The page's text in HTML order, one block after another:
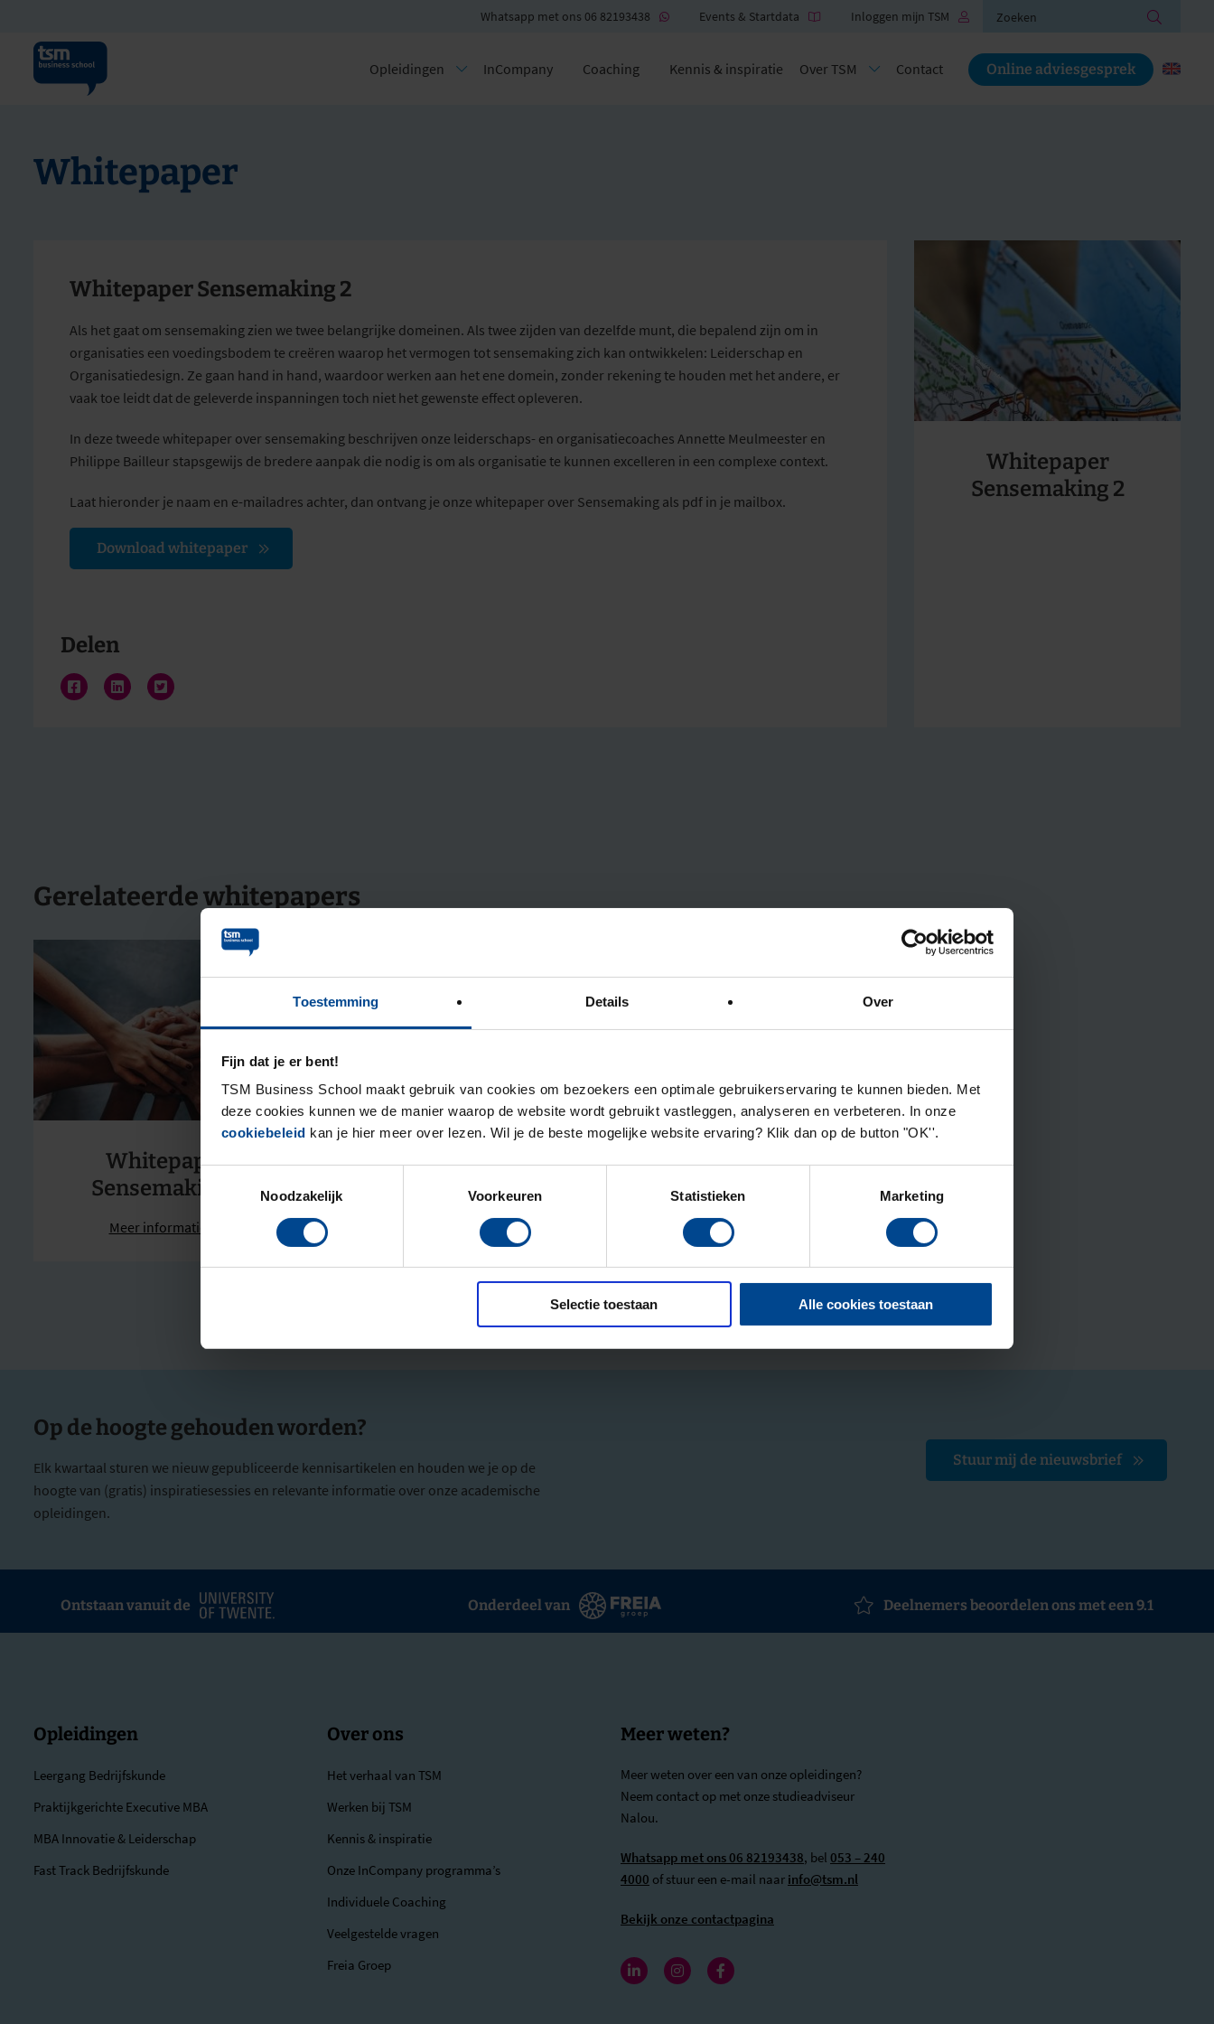
Toestemming Details Over
Fijn dat je er bent!
TSM Business School maakt gebruik van cookies om bezoekers een optimale gebruikerservaring te kunnen bieden. Met
deze cookies kunnen we de manier waarop de website wordt gebruikt vastleggen, analyseren en verbeteren. In onze
cookiebeleid kan je hier meer over lezen. Wil je de beste mogelijke website ervaring? Klik dan op de button "OK''.
Noodzakelijk
Voorkeuren Statistieken Marketing
Selectie toestaan Alle cookies toestaan
Whatsapp met ons 06 82193438 Events & Startdata Inloggen mijn TSM
Opleidingen InCompany Coaching Kennis & inspiratie Over TSM Contact Online adviesgesprek
Whitepaper
Whitepaper Sensemaking 2
Als het gaat om sensemaking zien we twee belangrijke domeinen. Als twee zijden van dezelfde munt, die bepalend zijn om in
organisaties een voedingsbodem te creëren waarop het vermogen tot sensemaking zich kan ontwikkelen: Leiderschap en
Organisatiedesign. Ze gaan hand in hand, waardoor werken aan het ene domein, zonder rekening te houden met het andere, er
vaak toe leidt dat de geleverde inspanningen toch niet het gewenste effect opleveren.
In deze tweede whitepaper over sensemaking beschrijven onze leiderschaps- en organisatiecoaches Annette Meulmeester en
Philippe Bailleur stapsgewijs de bredere aanpak die nodig is om als organisatie te kunnen excelleren in een complexe context.
Laat hieronder je naam en e-mailadres achter, dan ontvang je onze whitepaper over Sensemaking als pdf in je mailbox.
Download whitepaper
Delen
Whitepaper
Sensemaking 2
Gerelateerde whitepapers
Whitepaper
Sensemaking 1
Meer informatie
Op de hoogte gehouden worden?
Elk kwartaal sturen we nieuw gepubliceerde kennisartikelen en houden we je op de
hoogte van (gratis) inspiratiesessies en relevante informatie over onze academische
opleidingen.
Stuur mij de nieuwsbrief
Ontstaan vanuit de Onderdeel van Deelnemers beoordelen ons met een 9.1
Opleidingen
Leergang Bedrijfskunde
Praktijkgerichte Executive MBA
MBA Innovatie & Leiderschap
Fast Track Bedrijfskunde
Over ons
Het verhaal van TSM
Werken bij TSM
Kennis & inspiratie
Onze InCompany programma’s
Individuele Coaching
Veelgestelde vragen
Freia Groep
Meer weten?
Meer weten over een van onze opleidingen?
Neem contact op met onze studieadviseur
Nalou.
Whatsapp met ons 06 82193438, bel 053 – 240
4000 of stuur een e-mail naar info@tsm.nl
Bekijk onze contactpagina